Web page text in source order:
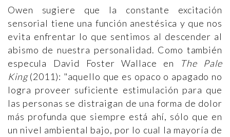
Owen sugiere que la constante excitación
sensorial tiene una función anestésica y que nos
evita enfrentar lo que sentimos al descender al
abismo de nuestra personalidad. Como también
especula David Foster Wallace en
The Pale
King(2011): "aquello que es opaco o apagado no
logra proveer suficiente estimulación para que
las personas se distraigan de una forma de dolor
más profunda que siempre está ahí, sólo que en
un nivel ambiental bajo, por lo cual la mayoría de